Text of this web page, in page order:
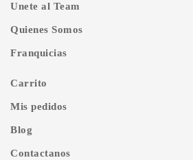
Unete al Team
Quienes Somos
Franquicias
Carrito
Mis pedidos
Blog
Contactanos